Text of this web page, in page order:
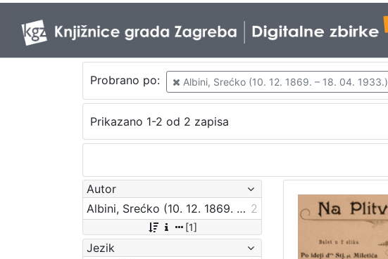
Probrano po: Albini, Srećko (10. 12. 1869. – 18. 04. 1933.)
Prikazano 1-2 od 2 zapisa
Autor
Albini, Srećko (10. 12. 1869. – 18. 04. 1933.) 2
[1]
Jezik